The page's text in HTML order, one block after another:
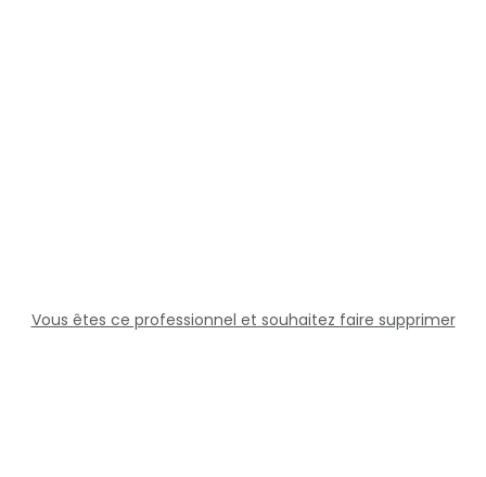
Vous êtes ce professionnel et souhaitez faire supprimer